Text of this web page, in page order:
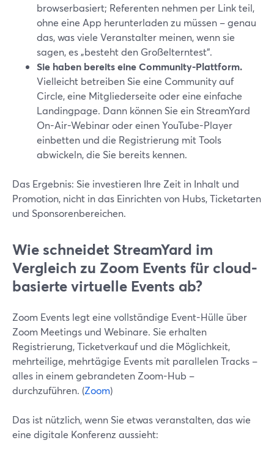
browserbasiert; Referenten nehmen per Link teil,
ohne eine App herunterladen zu müssen – genau
das, was viele Veranstalter meinen, wenn sie
sagen, es „besteht den Großelterntest“.
Sie haben bereits eine Community-Plattform.
Vielleicht betreiben Sie eine Community auf
Circle, eine Mitgliederseite oder eine einfache
Landingpage. Dann können Sie ein StreamYard
On-Air-Webinar oder einen YouTube-Player
einbetten und die Registrierung mit Tools
abwickeln, die Sie bereits kennen.
Das Ergebnis: Sie investieren Ihre Zeit in Inhalt und
Promotion, nicht in das Einrichten von Hubs, Ticketarten
und Sponsorenbereichen.
Wie schneidet StreamYard im
Vergleich zu Zoom Events für cloud-
basierte virtuelle Events ab?
Zoom Events legt eine vollständige Event-Hülle über
Zoom Meetings und Webinare. Sie erhalten
Registrierung, Ticketverkauf und die Möglichkeit,
mehrteilige, mehrtägige Events mit parallelen Tracks –
alles in einem gebrandeten Zoom-Hub –
durchzuführen. (Zoom)
Das ist nützlich, wenn Sie etwas veranstalten, das wie
eine digitale Konferenz aussieht: